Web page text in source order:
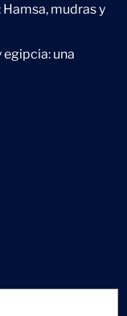
mudras y
una